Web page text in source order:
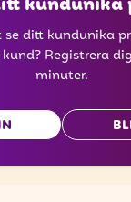
ditt kundunika
Registrera
minuter.